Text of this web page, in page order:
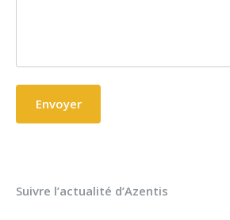
Suivre l’actualité d’Azentis